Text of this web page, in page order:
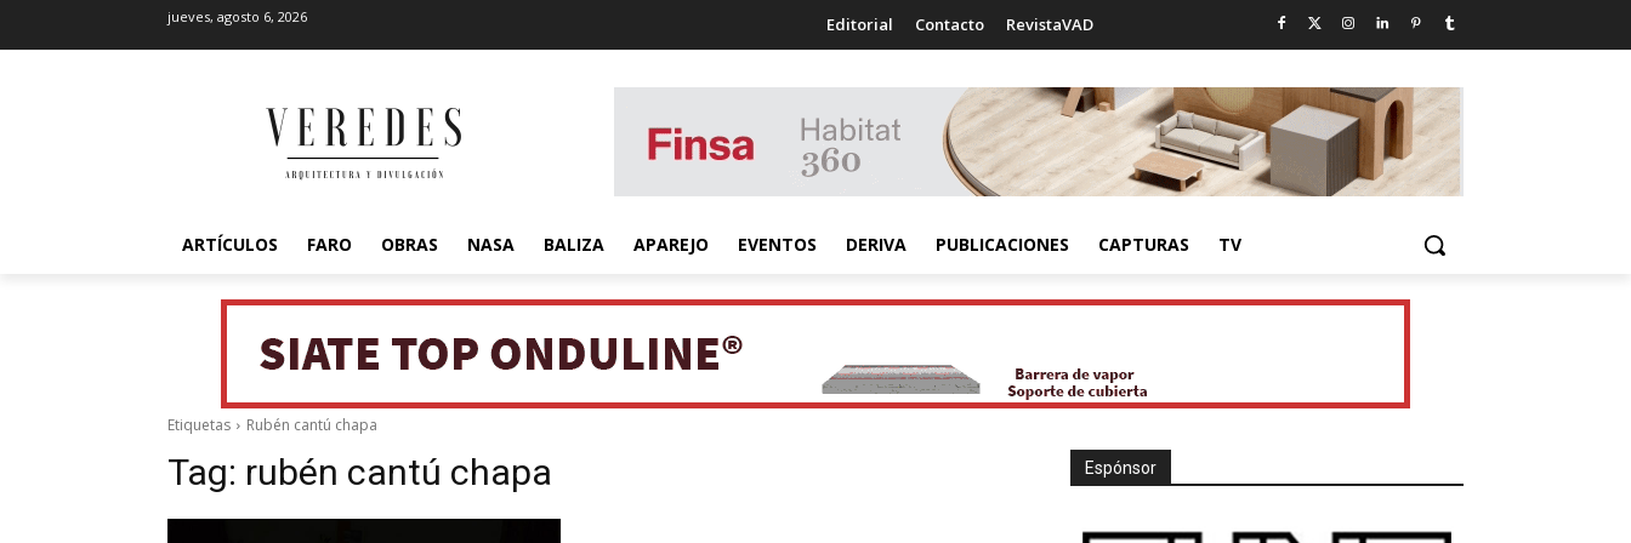
jueves, agosto 6, 2026 Editorial Contacto RevistaVAD
ARTÍCULOS FARO OBRAS NASA BALIZA APAREJO EVENTOS DERIVA PUBLICACIONES CAPTURAS TV
Etiquetas Rubén cantú chapa
Tag: rubén cantú chapa Espónsor